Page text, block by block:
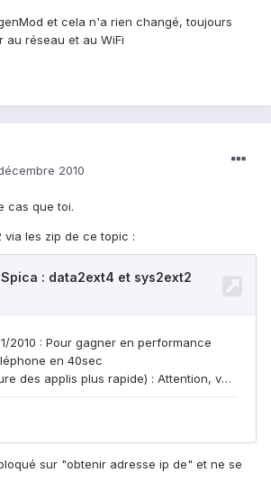
et cela n'a rien changé, toujours
au réseau et au WiFi
2010
cas que toi.
via les zip de ce topic :
sur "obtenir adresse ip de" et ne se